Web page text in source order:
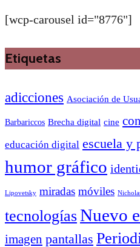
[wcp-carousel id="8776"]
Etiquetas
adicciones Asociación de
Barbariccos Brecha digital cine
educación digital escuela y
humor gráfico
Lipovetsky miradas móviles
tecnologíasNuevo
imagen pantallas